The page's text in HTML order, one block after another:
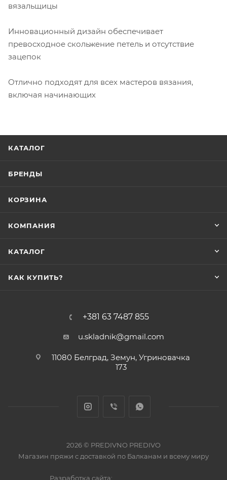
вязальщицы
Инновационный дизайн обеспечивает
превосходное скольжение петель и отсутствие
зацепок
Отлично подходят для всех мастеров вязания,
включая начинающих
КАТАЛОГ
БРЕНДЫ
КОРЗИНА
КОМПАНИЯ
КАТАЛОГ
КАК КУПИТЬ?
+381 63 7487 855
u.skladnik@gmail.com
11080 Белград, Земун, Угриновачка
173
2026 © PREDIVNO PREDIVO
Магазин пряжи с доставкой по Балканам и всему миру
Разработка сайта: